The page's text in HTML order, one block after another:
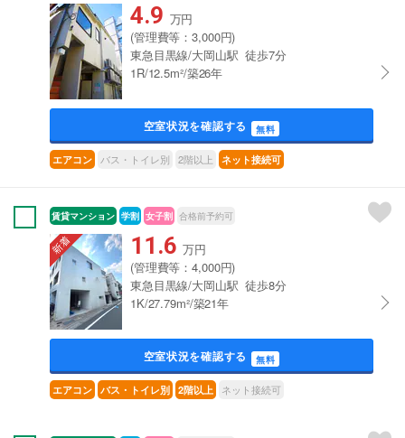
4.9 万円
(管理費等：3,000円)
東急目黒線/大岡山駅 徒歩7分
1R/12.5m²/築26年
空室状況を確認する 無料
エアコン バス・トイレ別 2階以上 ネット接続可
賃貸マンション 学割 女子割 合格前予約可
11.6 万円
(管理費等：4,000円)
東急目黒線/大岡山駅 徒歩8分
1K/27.79m²/築21年
空室状況を確認する 無料
エアコン バス・トイレ別 2階以上 ネット接続可